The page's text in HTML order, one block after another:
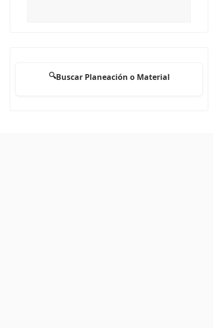
🔍Buscar Planeación o Material